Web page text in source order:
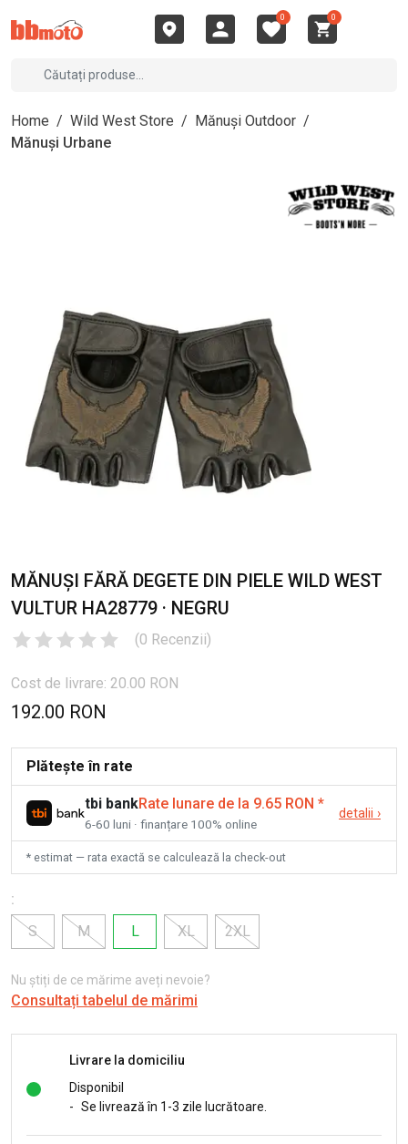
0 0
Home / Wild West Store / Mănuși Outdoor /
Mănuși Urbane
MĂNUȘI FĂRĂ DEGETE DIN PIELE WILD WEST
VULTUR HA28779 · NEGRU
(0 Recenzii)
Cost de livrare: 20.00 RON
192.00 RON
Plătește în rate
tbi bankRate lunare de la 9.65 RON *
6-60 luni · finanțare 100% online
detalii ›
* estimat — rata exactă se calculează la check-out
:
S
M L XL 2XL
Nu știți de ce mărime aveți nevoie?
Consultați tabelul de mărimi
Livrare la domiciliu
Disponibil
- Se livrează în 1-3 zile lucrătoare.